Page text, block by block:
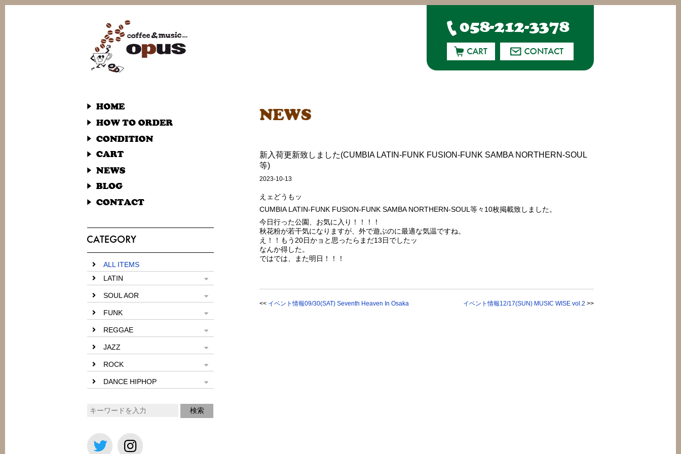
ALL ITEMS
LATIN
SOUL AOR
FUNK
REGGAE
JAZZ
ROCK
DANCE HIPHOP
新入荷更新致しました(CUMBIA LATIN-FUNK FUSION-FUNK SAMBA NORTHERN-SOUL
等)
2023-10-13
えェどうもッ
CUMBIA LATIN-FUNK FUSION-FUNK SAMBA NORTHERN-SOUL等々10枚掲載致しました。
今日行った公園、お気に入り！！！！
秋花粉が若干気になりますが、外で遊ぶのに最適な気温ですね。
え！！もう20日かョと思ったらまだ13日でしたッ
なんか得した。
ではでは、また明日！！！
<< イベント情報09/30(SAT) Seventh Heaven In Osaka イベント情報12/17(SUN) MUSIC WISE vol.2 >>